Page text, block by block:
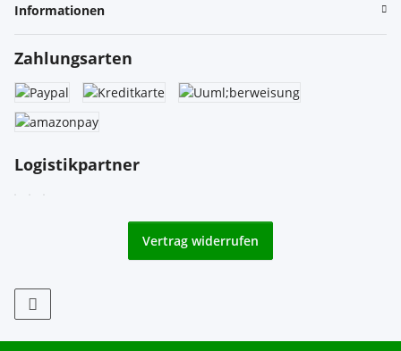
Informationen
Zahlungsarten
Logistikpartner
Vertrag widerrufen